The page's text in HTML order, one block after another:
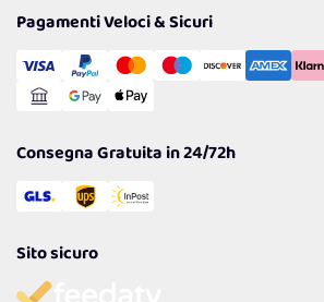
Cookie Policy
Gestisci Cookie
Reso Facile e Veloce
Pagamenti Veloci & Sicuri
Consegna Gratuita in 24/72h
Sito sicuro